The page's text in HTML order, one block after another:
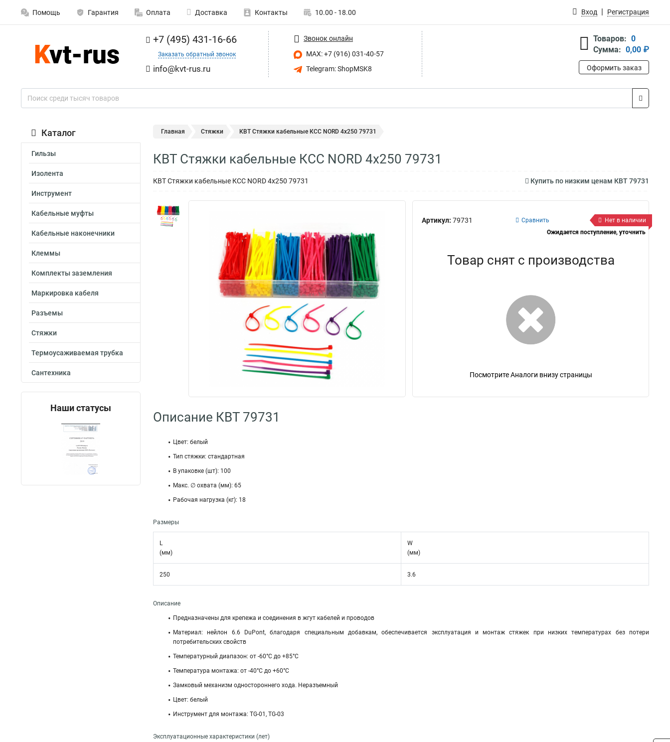
Помощь Гарантия Оплата Доставка Контакты 10.00 - 18.00 Вход Регистрация
+7 (495) 431-16-66
Заказать обратный звонок
info@kvt-rus.ru
Звонок онлайн
MAX: +7 (916) 031-40-57
Telegram: ShopMSK8
Товаров: 0
Сумма: 0,00 ₽
Оформить заказ
Каталог
Гильзы
Изолента
Инструмент
Кабельные муфты
Кабельные наконечники
Клеммы
Комплекты заземления
Маркировка кабеля
Разъемы
Стяжки
Термоусаживаемая трубка
Сантехника
Наши статусы
Главная Стяжки КВТ Стяжки кабельные КСС NORD 4х250 79731
КВТ Стяжки кабельные КСС NORD 4х250 79731
КВТ Стяжки кабельные КСС NORD 4х250 79731 Купить по низким ценам КВТ 79731
Артикул: 79731 Сравнить
Нет в наличии
Ожидается поступление, уточнить
Товар снят с производства
Посмотрите Аналоги внизу страницы
Описание КВТ 79731
Цвет: белый
Тип стяжки: стандартная
В упаковке (шт): 100
Макс. ∅ охвата (мм): 65
Рабочая нагрузка (кг): 18
Размеры
L
(мм)
W
(мм)
250 3.6
Описание
Предназначены для крепежа и соединения в жгут кабелей и проводов
Материал: нейлон 6.6 DuPont, благодаря специальным добавкам, обеспечивается эксплуатация и монтаж стяжек при низких температурах без потери
потребительских свойств
Температурный диапазон: от -60°C до +85°C
Температура монтажа: от -40°C до +60°C
Замковый механизм одностороннего хода. Неразъемный
Цвет: белый
Инструмент для монтажа: TG-01, TG-03
Эксплуатационные характеристики (лет)